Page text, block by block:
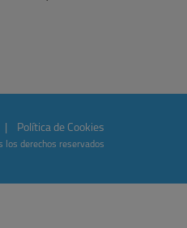
Política de Cookies
los derechos reservados